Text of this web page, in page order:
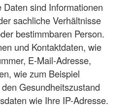
Daten sind Informationen
sachliche Verhältnisse
bestimmbaren Person.
und Kontaktdaten, wie
E-Mail-Adresse,
wie zum Beispiel
Gesundheitszustand
wie Ihre IP-Adresse.